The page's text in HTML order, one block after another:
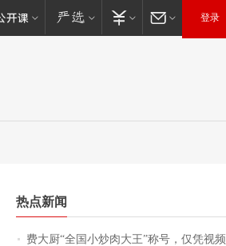
登录
热点新闻
费大厨“全国小炒肉大王”称号，仅凭视频评出？中国烹饪协会回应